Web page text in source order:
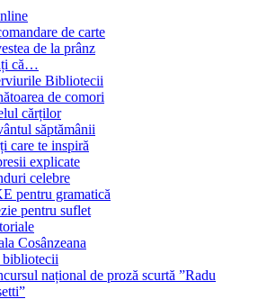
de carte
de la prânz
că…
Bibliotecii
de comori
cărților
săptămânii
care te inspiră
explicate
celebre
pentru gramatică
pentru suflet
Cosânzeana
bibliotecii
național de proză scurtă ”Radu